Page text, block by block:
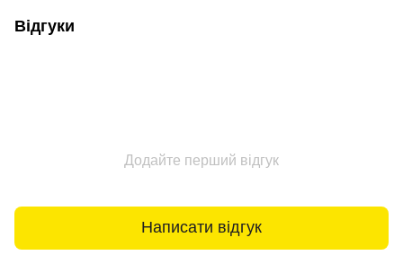
Відгуки
Додайте перший відгук
Написати відгук